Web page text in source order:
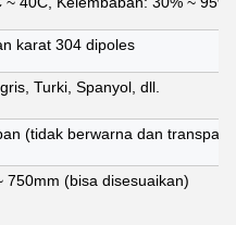
karat 304 dipoles
Turki, Spanyol, dll.
(tidak berwarna dan
750mm (bisa disesuaikan)